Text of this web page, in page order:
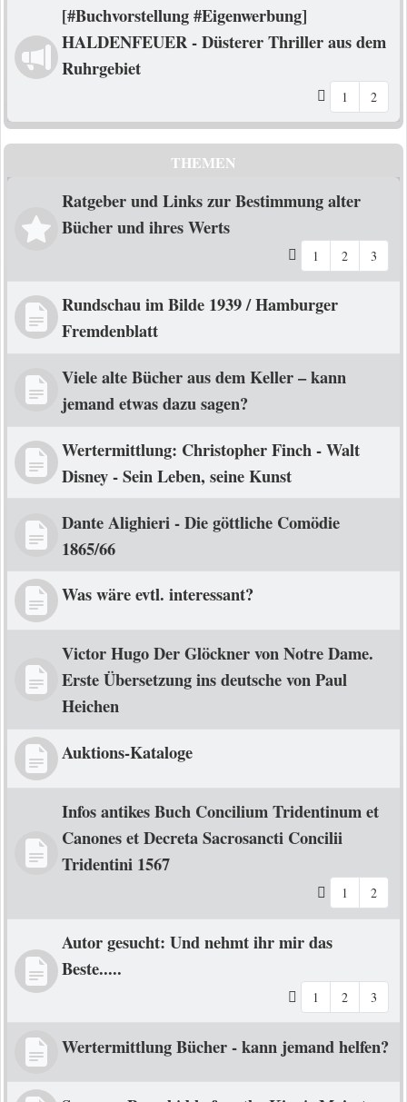
[#Buchvorstellung #Eigenwerbung]
HALDENFEUER - Düsterer Thriller aus dem
Ruhrgebiet
1 2
THEMEN
Ratgeber und Links zur Bestimmung alter
Bücher und ihres Werts
1 2 3
Rundschau im Bilde 1939 / Hamburger
Fremdenblatt
Viele alte Bücher aus dem Keller – kann
jemand etwas dazu sagen?
Wertermittlung: Christopher Finch - Walt
Disney - Sein Leben, seine Kunst
Dante Alighieri - Die göttliche Comödie
1865/66
Was wäre evtl. interessant?
Victor Hugo Der Glöckner von Notre Dame.
Erste Übersetzung ins deutsche von Paul
Heichen
Auktions-Kataloge
Infos antikes Buch Concilium Tridentinum et
Canones et Decreta Sacrosancti Concilii
Tridentini 1567
1 2
Autor gesucht: Und nehmt ihr mir das
Beste.....
1 2 3
Wertermittlung Bücher - kann jemand helfen?